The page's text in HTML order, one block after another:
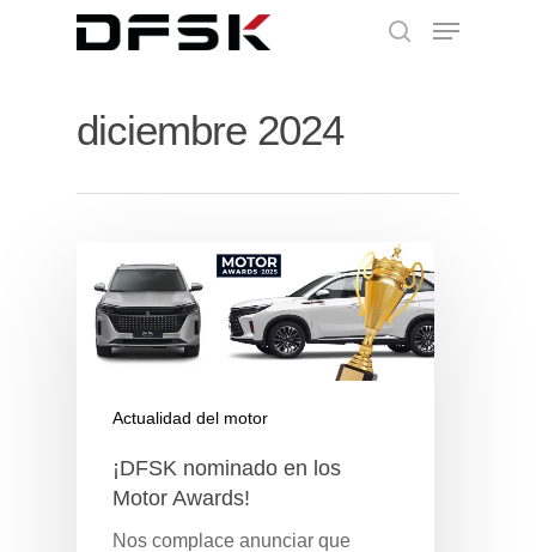
diciembre 2024
Actualidad del motor
¡DFSK nominado en los
Motor Awards!
Nos complace anunciar que